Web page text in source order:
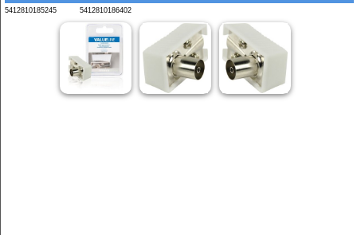
5412810185245 5412810186402